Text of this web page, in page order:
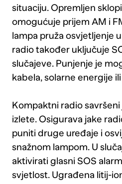
situaciju. Opremljen
omogućuje prijem AM i
lampa pruža osvjetljenje
radio također uključuje
slučajeve. Punjenje je
kabela, solarne energije
Kompaktni radio
izlete. Osigurava jake
puniti druge uređaje i
snažnom lampom. U
aktivirati glasni SOS
svjetlost. Ugrađena litij-